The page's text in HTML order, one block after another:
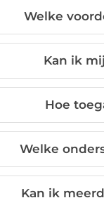
Welke
Kan ik
Hoe
Welke
Kan ik